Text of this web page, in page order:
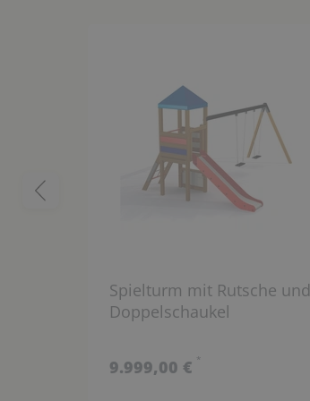
Spielturm mit Rutsche und
Doppelschaukel
9.999,00 € *